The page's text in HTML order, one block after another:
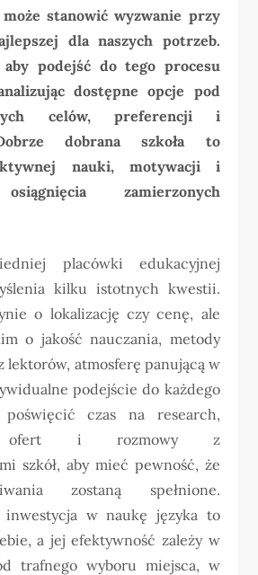
stanowić wyzwanie przy
dla naszych potrzeb.
podejść do tego procesu
dostępne opcje pod
celów, preferencji i
dobrana szkoła to
nauki, motywacji i
zamierzonych
placówki edukacyjnej
kilku istotnych kwestii.
o lokalizację czy cenę, ale
o jakość nauczania, metody
lektorów, atmosferę panującą w
podejście do każdego
czas na research,
ofert i rozmowy z
szkół, aby mieć pewność, że
zostaną spełnione.
inwestycja w naukę języka to
a jej efektywność zależy w
trafnego wyboru miejsca, w